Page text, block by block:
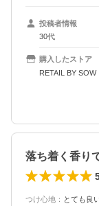
投稿者情報
30代
購入したストア
RETAIL BY SOW
落ち着く香り
つけ心地 ： とても良